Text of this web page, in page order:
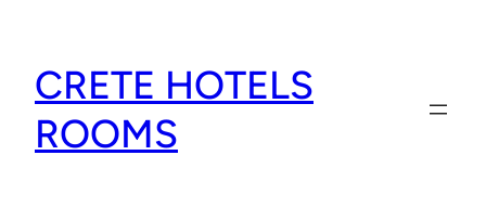
springen
CRETE HOTELS
ROOMS